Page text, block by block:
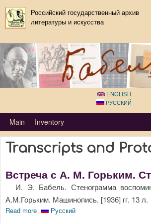
Skip to main content
Российский государственный архив
литературы и искусства
ENGLISH
РУССКИЙ
Primary_tsvetaeva for Isaak Babel
Main Inventory
Transcripts and
Встреча с А. М. Горьким.
И. Э. Бабель. Стенограмма
А.М.Горьким. Машинопись. [1936] гг. 13 л.
Read more about Встреча с А. М. Горьким.
Русский